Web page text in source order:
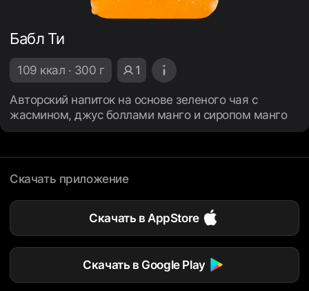
Бабл Ти
109 ккал · 300 г 1
Авторский напиток на основе зеленого чая с
жасмином, джус боллами манго и сиропом манго
Скачать приложение
Скачать в AppStore
Скачать в Google Play